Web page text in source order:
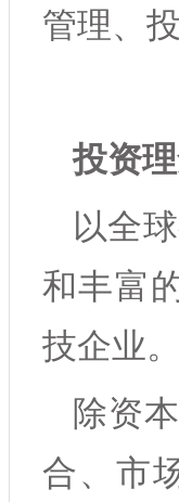
管理、
投资
以全
和丰富
技企业
除资
合、市